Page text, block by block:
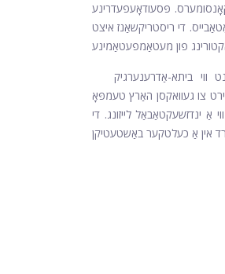
קאָנסומערס. פּסעודאָעפעדרינע
די ריסטריקשאַנז איצט
ווי ביתא-אַדרענערגיק
צו געוואקסן האַרץ טעמפּאָ
אַ ינדזשעקטאַבאַל לייזונג. די